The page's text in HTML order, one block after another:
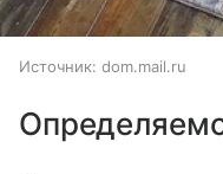
Источник: dom.mail.ru